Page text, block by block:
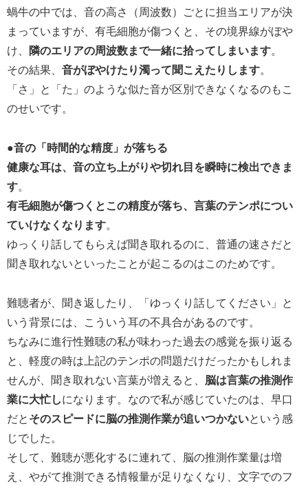
蝸牛の中では、音の高さ（周波数）ごとに担当エリアが決
まっていますが、有毛細胞が傷つくと、その境界線がぼや
け、
隣のエリアの周波数まで一緒に拾ってしまいます。
その結果、 音がぼやけたり濁って聞こえたりします。
「さ」と「た」のような似た音が区別できなくなるのもこ
のせいです。
●音の「時間的な精度」が落ちる
健康な耳は、音の立ち上がりや切れ目を瞬時に検出できま
す。
有毛細胞が傷つくとこの精度が落ち、言葉のテンポについ
ていけなくなります。
ゆっくり話してもらえば聞き取れるのに、普通の速さだと
聞き取れないといったことが起こるのはこのためです。
難聴者が、聞き返したり、「ゆっくり話してください」と
いう背景には、こういう耳の不具合があるのです。
ちなみに進行性難聴の私が味わった過去の感覚を振り返る
と、軽度の時は上記のテンポの問題だけだったかもしれま
せんが、聞き取れない言葉が増えると、 脳は言葉の推測作
業に大忙しになります。なので私が感じていたのは、早口
だと そのスピードに脳の推測作業が追いつかないという感
じでした。
そして、難聴が悪化するに連れて、脳の推測作業量は増
え、やがて推測できる情報量が足りなくなり、文字でのフ